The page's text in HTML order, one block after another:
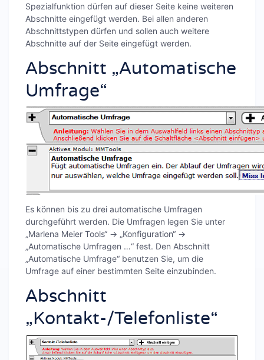
Spezialfunktion dürfen auf dieser Seite keine weiteren
Abschnitte eingefügt werden. Bei allen anderen
Abschnittstypen dürfen und sollen auch weitere
Abschnitte auf der Seite eingefügt werden.
Abschnitt „Automatische
Umfrage“
Es können bis zu drei automatische Umfragen
durchgeführt werden. Die Umfragen legen Sie unter
„Marlena Meier Tools“ → „Konfiguration“ →
„Automatische Umfragen …“ fest. Den Abschnitt
„Automatische Umfrage“ benutzen Sie, um die
Umfrage auf einer bestimmten Seite einzubinden.
Abschnitt
„Kontakt-/Telefonliste“